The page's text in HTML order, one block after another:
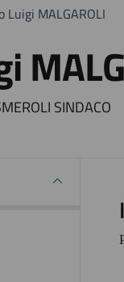
Luigi MALGAROLI
SINDACO